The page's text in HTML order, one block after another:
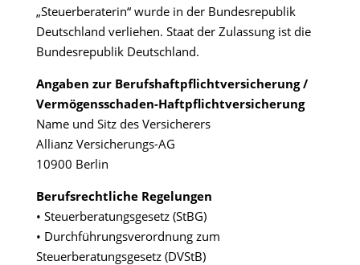
„Steuerberaterin“ wurde in der Bundesrepublik
Deutschland verliehen. Staat der Zulassung ist die
Bundesrepublik Deutschland.
Angaben zur Berufshaftpflichtversicherung /
Vermögensschaden-Haftpflichtversicherung
Name und Sitz des Versicherers
Allianz Versicherungs-AG
10900 Berlin
Berufsrechtliche Regelungen
• Steuerberatungsgesetz (StBG)
• Durchführungsverordnung zum
Steuerberatungsgesetz (DVStB)